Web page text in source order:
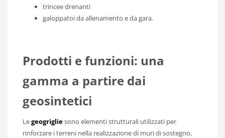
trincee drenanti
galoppatoi da allenamento e da gara.
Prodotti e funzioni: una
gamma a partire dai
geosintetici
Legeogrigliesono elementi strutturali utilizzati per
rinforzare i terreni nella realizzazione di muri di sostegno,